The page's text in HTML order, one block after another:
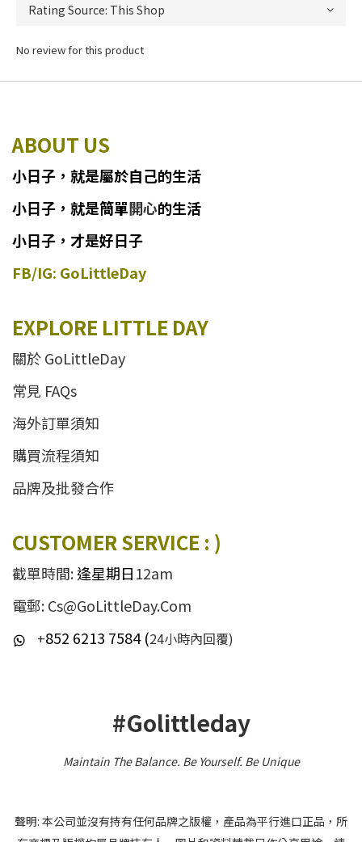
No review for this product
ABOUT US
小日子 ， 就是屬於自己的生活
小日子 ， 就是簡單開心的生活
小日子，才是好日子
FB/IG: GoLittleDay
EXPLORE LITTLE DAY
關於 GoLittleDay
常見 FAQs
海外訂單須知
購買流程須知
品牌及批發合作
CUSTOMER SERVICE : )
截單時間:逢星期日12am
電郵: Cs@GoLittleDay.Com
+852 6213 7584 (24小時內回覆)
#Golittleday
Maintain The Balance. Be Yourself.Be Unique
聲明: 本公司並沒有持有任何品牌之版權，產品為平行進口正品，所